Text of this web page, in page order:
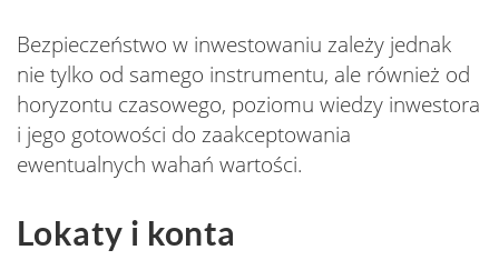
Bezpieczeństwo w inwestowaniu zależy jednak
nie tylko od samego instrumentu, ale również od
horyzontu czasowego, poziomu wiedzy inwestora
i jego gotowości do zaakceptowania
ewentualnych wahań wartości.
Lokaty i konta